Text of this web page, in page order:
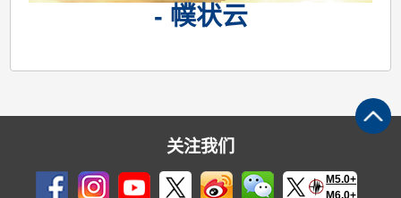
- 幞状云
关注我们
M5.0+
M6.0+